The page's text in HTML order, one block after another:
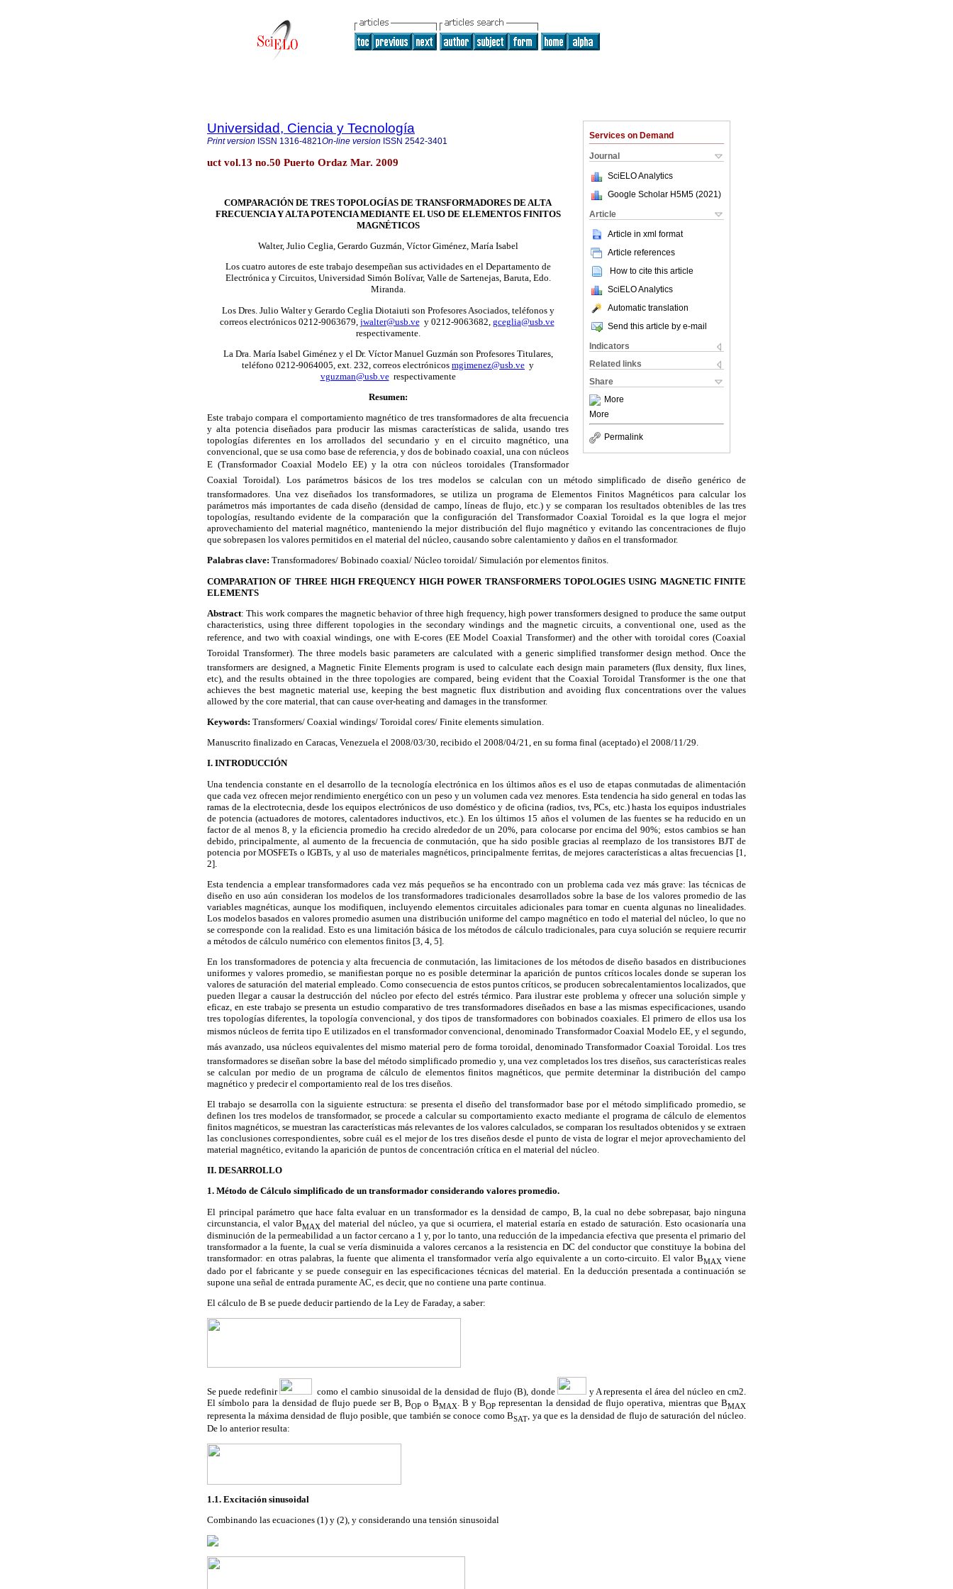
Services on Demand
Journal
SciELO Analytics
Google Scholar H5M5 (2021 )
Article
Article in xml format
Article references
How to cite this article
SciELO Analytics
Automatic translation
Send this article by e-mail
Indicators
Related links
Share
More
More
Permalink
Universidad, Ciencia y Tecnología
Print version ISSN 1316-4821On-line version ISSN 2542-3401
uct vol.13 no.50 Puerto Ordaz Mar. 2009
COMPARACIÓN DE TRES TOPOLOGÍAS DE TRANSFORMADORES DE ALTA
FRECUENCIA Y ALTA POTENCIA MEDIANTE EL USO DE ELEMENTOS FINITOS
MAGNÉTICOS
Walter, Julio Ceglia, Gerardo Guzmán, Víctor Giménez, María Isabel
Los cuatro autores de este trabajo desempeñan sus actividades en el Departamento de
Electrónica y Circuitos, Universidad Simón Bolívar, Valle de Sartenejas, Baruta, Edo.
Miranda.
Los Dres. Julio Walter y Gerardo Ceglia Diotaiuti son Profesores Asociados, teléfonos y
correos electrónicos 0212-9063679, jwalter@usb.vey 0212-9063682, gceglia@usb.ve
respectivamente.
La Dra. María Isabel Giménez y el Dr. Víctor Manuel Guzmán son Profesores Titulares,
teléfono 0212-9064005, ext. 232, correos electrónicos mgimenez@usb.ve y
vguzman@usb.verespectivamente
Resumen:
Este trabajo compara el comportamiento magnético de tres transformadores de alta frecuencia
y alta potencia diseñados para producir las mismas características de salida, usando tres
topologías diferentes en los arrollados del secundario y en el circuito magnético, una
convencional, que se usa como base de referencia, y dos de bobinado coaxial, una con núcleos
E (Transformador Coaxial Modelo EE) y la otra con núcleos toroidales (Transformador
Coaxial Toroidal). Los parámetros básicos de los tres modelos se calculan con un método simplificado de diseño genérico de
transformadores. Una vez diseñados los transformadores, se utiliza un programa de Elementos Finitos Magnéticos para calcular los
parámetros más importantes de cada diseño (densidad de campo, líneas de flujo, etc.) y se comparan los resultados obtenibles de las tres
topologías, resultando evidente de la comparación que la configuración del Transformador Coaxial Toroidal es la que logra el mejor
aprovechamiento del material magnético, manteniendo la mejor distribución del flujo magnético y evitando las concentraciones de flujo
que sobrepasen los valores permitidos en el material del núcleo, causando sobre calentamiento y daños en el transformador.
Palabras clave: Transformadores/ Bobinado coaxial/ Núcleo toroidal/ Simulación por elementos finitos.
COMPARATION OF THREE HIGH FREQUENCY HIGH POWER TRANSFORMERS TOPOLOGIES USING MAGNETIC FINITE
ELEMENTS
Abstract: This work compares the magnetic behavior of three high frequency, high power transformers designed to produce the same output
characteristics, using three different topologies in the secondary windings and the magnetic circuits, a conventional one, used as the
reference, and two with coaxial windings, one with E-cores (EE Model Coaxial Transformer) and the other with toroidal cores (Coaxial
Toroidal Transformer). The three models basic parameters are calculated with a generic simplified transformer design method. Once the
transformers are designed, a Magnetic Finite Elements program is used to calculate each design main parameters (flux density, flux lines,
etc), and the results obtained in the three topologies are compared, being evident that the Coaxial Toroidal Transformer is the one that
achieves the best magnetic material use, keeping the best magnetic flux distribution and avoiding flux concentrations over the values
allowed by the core material, that can cause over-heating and damages in the transformer.
Keywords: Transformers/ Coaxial windings/ Toroidal cores/ Finite elements simulation.
Manuscrito finalizado en Caracas, Venezuela el 2008/03/30, recibido el 2008/04/21, en su forma final (aceptado) el 2008/11/29.
I. INTRODUCCIÓN
Una tendencia constante en el desarrollo de la tecnología electrónica en los últimos años es el uso de etapas conmutadas de alimentación
que cada vez ofrecen mejor rendimiento energético con un peso y un volumen cada vez menores. Esta tendencia ha sido general en todas las
ramas de la electrotecnia, desde los equipos electrónicos de uso doméstico y de oficina (radios, tvs, PCs, etc.) hasta los equipos industriales
de potencia (actuadores de motores, calentadores inductivos, etc.). En los últimos 15 años el volumen de las fuentes se ha reducido en un
factor de al menos 8, y la eficiencia promedio ha crecido alrededor de un 20%, para colocarse por encima del 90%; estos cambios se han
debido, principalmente, al aumento de la frecuencia de conmutación, que ha sido posible gracias al reemplazo de los transistores BJT de
potencia por MOSFETs o IGBTs, y al uso de materiales magnéticos, principalmente ferritas, de mejores características a altas frecuencias [1,
2].
Esta tendencia a emplear transformadores cada vez más pequeños se ha encontrado con un problema cada vez más grave: las técnicas de
diseño en uso aún consideran los modelos de los transformadores tradicionales desarrollados sobre la base de los valores promedio de las
variables magnéticas, aunque los modifiquen, incluyendo elementos circuitales adicionales para tomar en cuenta algunas no linealidades.
Los modelos basados en valores promedio asumen una distribución uniforme del campo magnético en todo el material del núcleo, lo que no
se corresponde con la realidad. Esto es una limitación básica de los métodos de cálculo tradicionales, para cuya solución se requiere recurrir
a métodos de cálculo numérico con elementos finitos [3, 4, 5].
En los transformadores de potencia y alta frecuencia de conmutación, las limitaciones de los métodos de diseño basados en distribuciones
uniformes y valores promedio, se manifiestan porque no es posible determinar la aparición de puntos críticos locales donde se superan los
valores de saturación del material empleado. Como consecuencia de estos puntos críticos, se producen sobrecalentamientos localizados, que
pueden llegar a causar la destrucción del núcleo por efecto del estrés térmico. Para ilustrar este problema y ofrecer una solución simple y
eficaz, en este trabajo se presenta un estudio comparativo de tres transformadores diseñados en base a las mismas especificaciones, usando
tres topologías diferentes, la topología convencional, y dos tipos de transformadores con bobinados coaxiales. El primero de ellos usa los
mismos núcleos de ferrita tipo E utilizados en el transformador convencional, denominado Transformador Coaxial Modelo EE, y el segundo,
más avanzado, usa núcleos equivalentes del mismo material pero de forma toroidal, denominado Transformador Coaxial Toroidal. Los tres
transformadores se diseñan sobre la base del método simplificado promedio y, una vez completados los tres diseños, sus características reales
se calculan por medio de un programa de cálculo de elementos finitos magnéticos, que permite determinar la distribución del campo
magnético y predecir el comportamiento real de los tres diseños.
El trabajo se desarrolla con la siguiente estructura: se presenta el diseño del transformador base por el método simplificado promedio, se
definen los tres modelos de transformador, se procede a calcular su comportamiento exacto mediante el programa de cálculo de elementos
finitos magnéticos, se muestran las características más relevantes de los valores calculados, se comparan los resultados obtenidos y se extraen
las conclusiones correspondientes, sobre cuál es el mejor de los tres diseños desde el punto de vista de lograr el mejor aprovechamiento del
material magnético, evitando la aparición de puntos de concentración crítica en el material del núcleo.
II. DESARROLLO
1. Método de Cálculo simplificado de un transformador considerando valores promedio.
El principal parámetro que hace falta evaluar en un transformador es la densidad de campo, B, la cual no debe sobrepasar, bajo ninguna
circunstancia, el valor BMAX del material del núcleo, ya que si ocurriera, el material estaría en estado de saturación. Esto ocasionaría una
disminución de la permeabilidad a un factor cercano a 1 y, por lo tanto, una reducción de la impedancia efectiva que presenta el primario del
transformador a la fuente, la cual se vería disminuida a valores cercanos a la resistencia en DC del conductor que constituye la bobina del
transformador: en otras palabras, la fuente que alimenta el transformador vería algo equivalente a un corto-circuito. El valor BMAXviene
dado por el fabricante y se puede conseguir en las especificaciones técnicas del material. En la deducción presentada a continuación se
supone una señal de entrada puramente AC, es decir, que no contiene una parte continua.
El cálculo de B se puede deducir partiendo de la Ley de Faraday, a saber:
Se puede redefinir como el cambio sinusoidal de la densidad de flujo (B), donde
y A representa el área del núcleo en cm2.
El símbolo para la densidad de flujo puede ser B, BOP o BMAX. B y BOP representan la densidad de flujo operativa, mientras que BMAX
representa la máxima densidad de flujo posible, que también se conoce como BSAT, ya que es la densidad de flujo de saturación del núcleo.
De lo anterior resulta:
1.1. Excitación sinusoidal
Combinando las ecuaciones (1) y (2), y considerando una tensión sinusoidal